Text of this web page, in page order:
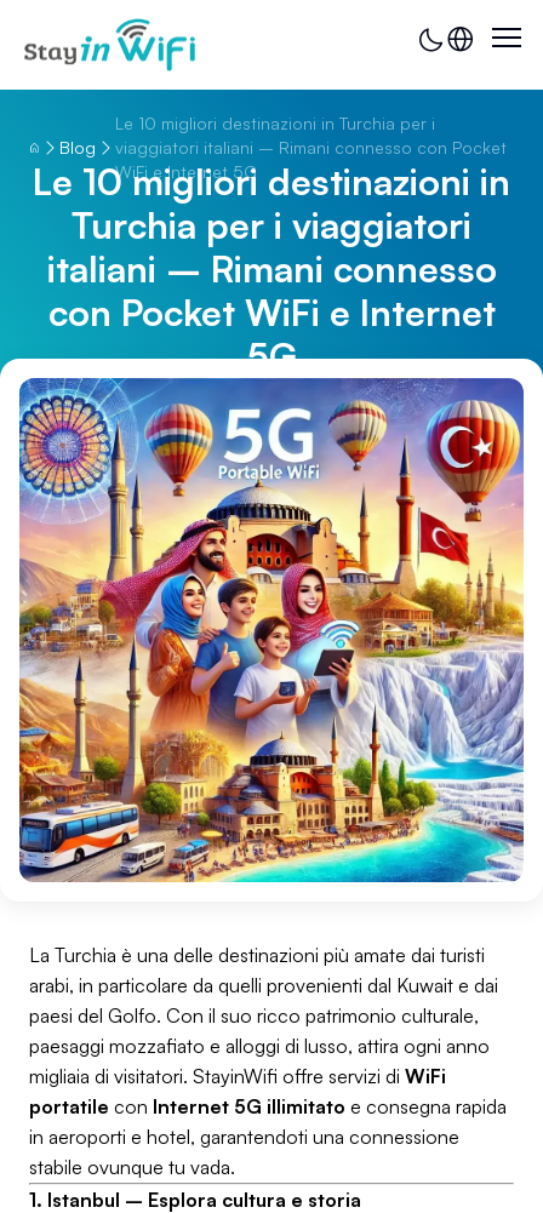
Blog
Le 10 migliori destinazioni in Turchia per i
viaggiatori italiani – Rimani connesso con Pocket
WiFi e Internet 5G
Le 10 migliori destinazioni in
Turchia per i viaggiatori
italiani – Rimani connesso
con Pocket WiFi e Internet
5G
La Turchia è una delle destinazioni più amate dai turisti
arabi, in particolare da quelli provenienti dal Kuwait e dai
paesi del Golfo. Con il suo ricco patrimonio culturale,
paesaggi mozzafiato e alloggi di lusso, attira ogni anno
migliaia di visitatori. StayinWifi offre servizi di WiFi
portatile con Internet 5G illimitato e consegna rapida
in aeroporti e hotel, garantendoti una connessione
stabile ovunque tu vada.
1. Istanbul – Esplora cultura e storia